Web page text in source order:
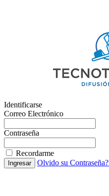
Identificarse
Correo Electrónico
Contraseña
Recordarme
Ingresar Olvido su Contraseña?